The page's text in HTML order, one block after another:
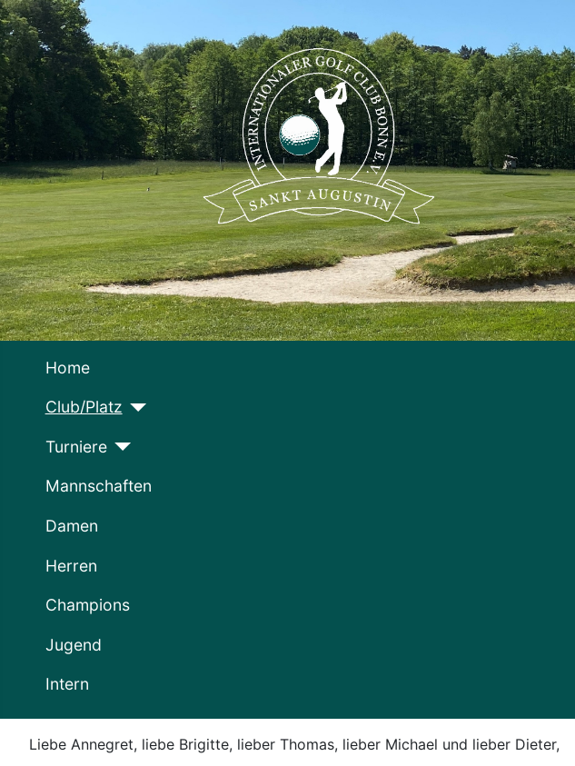
Home
Club/Platz
Turniere
Mannschaften
Damen
Herren
Champions
Jugend
Intern
Liebe Annegret, liebe Brigitte, lieber Thomas, lieber Michael und lieber Dieter,